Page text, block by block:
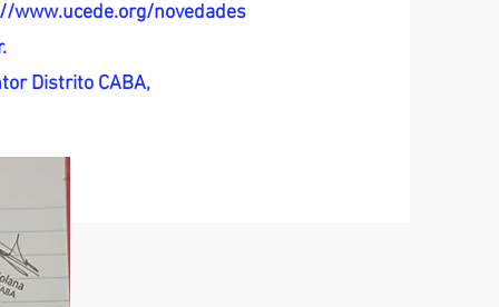
www.ucede.org/novedades
Distrito CABA,